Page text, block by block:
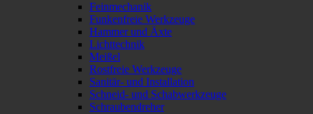
Feinmechanik
Funkenfreie Werkzeuge
Hammer und Äxte
Lichttechnik
Meißel
Rostfreie Werkzeuge
Sanitär- und Installation
Schneid- und Schabwerkzeuge
Schraubendreher